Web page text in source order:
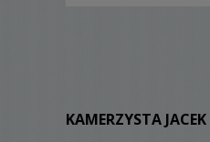
KAMERZYSTA